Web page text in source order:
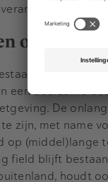
wordt
op weg
er nog
een duurzame
De
zijn, met name
op (middel)lange
field blijft
houdt